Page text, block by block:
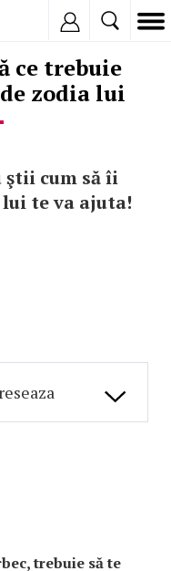
ce trebuie
zodia lui
ştii cum să îi
te va ajuta!
trebuie să te